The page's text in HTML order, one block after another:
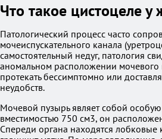
Что такое цистоцеле
Патологический процесс часто
мочеиспускательного канала
самостоятельный недуг, патология
аномальном расположении мочевого
протекать бессимптомно или
неудобств.
Мочевой пузырь являет собой
вместимостью 750 см3, он
Спереди органа находятся лобковые